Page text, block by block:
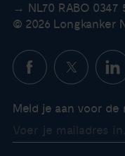
NL70 RABO 0347
© 2026 Longkanker
Meld je aan voor de